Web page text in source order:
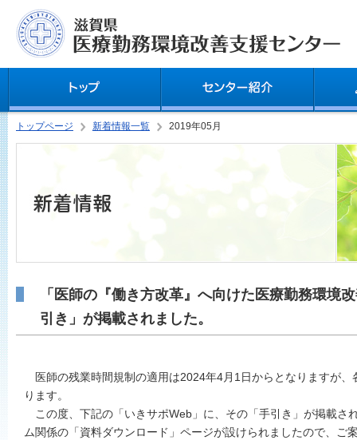
トップページ 新着情報一覧 2019年05月
「医師の『働き方改革』へ向けた医療勤務環境
引き」が掲載されました。
医師の残業時間規制の適用は2024年4月1日からとなりますが、
ります。
この度、下記の「いきサポWeb」に、その「手引き」が掲載さ
ム関係の「資料ダウンロード」ページが設けられましたので、ご